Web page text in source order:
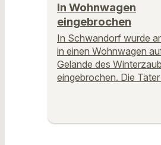
In Wohnwagen
eingebrochen
In Schwandorf wurde
in einen Wohnwagen
Gelände des
eingebrochen. Die